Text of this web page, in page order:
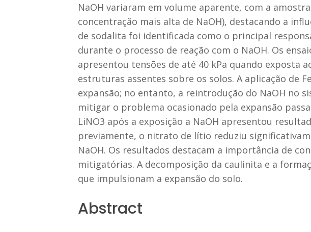
NaOH variaram em volume aparente, com a
concentração mais alta de NaOH), destacando a
de sodalita foi identificada como o principal
durante o processo de reação com o NaOH. Os
apresentou tensões de até 40 kPa quando exposta
estruturas assentes sobre os solos. A aplicação de
expansão; no entanto, a reintrodução do NaOH no
mitigar o problema ocasionado pela expansão
LiNO3 após a exposição a NaOH apresentou
previamente, o nitrato de lítio reduziu
NaOH. Os resultados destacam a importância de
mitigatórias. A decomposição da caulinita e a
que impulsionam a expansão do solo.
Abstract